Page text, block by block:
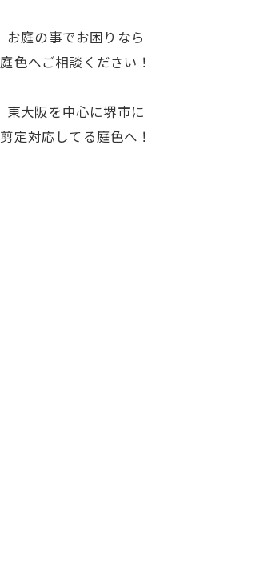
お庭の事でお困りなら
庭色へご相談ください！
東大阪を中心に堺市に
剪定対応してる庭色へ！